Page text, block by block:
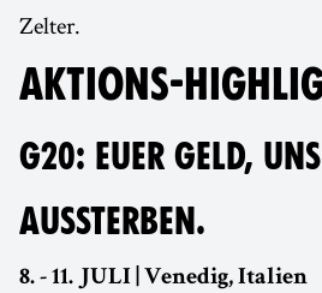
Zelter.
AKTIONS-
G20: EUER GELD,
AUSSTERBEN.
8. - 11. JULI | Venedig, Italien